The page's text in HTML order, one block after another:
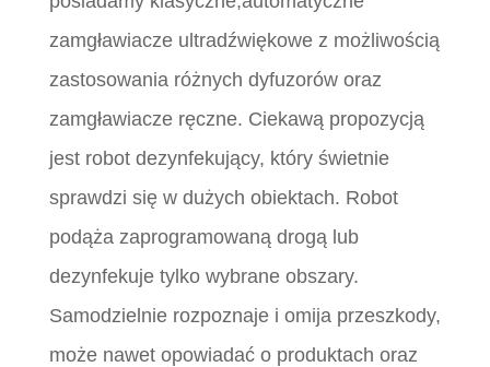
zamgławiacze ultradźwiękowe z możliwością
zastosowania różnych dyfuzorów oraz
zamgławiacze ręczne. Ciekawą propozycją
jest robot dezynfekujący, który świetnie
sprawdzi się w dużych obiektach. Robot
podąża zaprogramowaną drogą lub
dezynfekuje tylko wybrane obszary.
Samodzielnie rozpoznaje i omija przeszkody,
może nawet opowiadać o produktach oraz